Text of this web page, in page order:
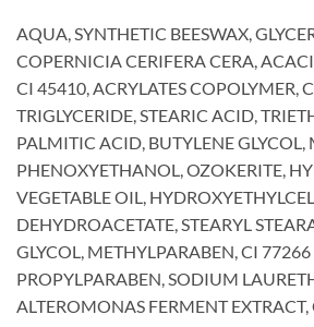
AQUA, SYNTHETIC BEESWAX,
COPERNICIA CERIFERA CERA,
CI 45410, ACRYLATES COPOLYMER,
TRIGLYCERIDE, STEARIC ACID,
PALMITIC ACID, BUTYLENE
PHENOXYETHANOL, OZOKERITE,
VEGETABLE OIL,
DEHYDROACETATE, STEARYL
GLYCOL, METHYLPARABEN, CI
PROPYLPARABEN, SODIUM
ALTEROMONAS FERMENT